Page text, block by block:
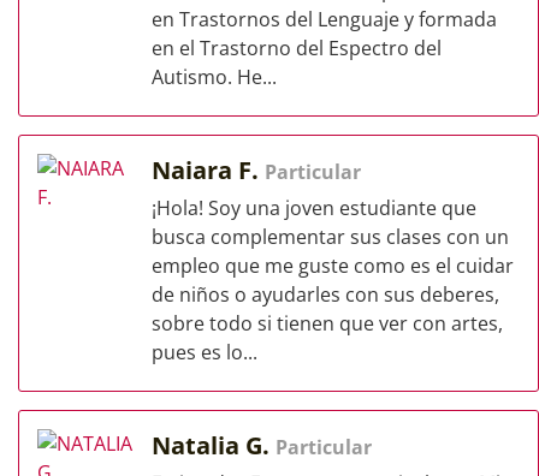
en Trastornos del Lenguaje y formada
en el Trastorno del Espectro del
Autismo. He...
Naiara F. Particular
¡Hola! Soy una joven estudiante que
busca complementar sus clases con un
empleo que me guste como es el cuidar
de niños o ayudarles con sus deberes,
sobre todo si tienen que ver con artes,
pues es lo...
Natalia G. Particular